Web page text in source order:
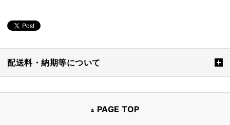
配送料・納期等について
PAGE TOP